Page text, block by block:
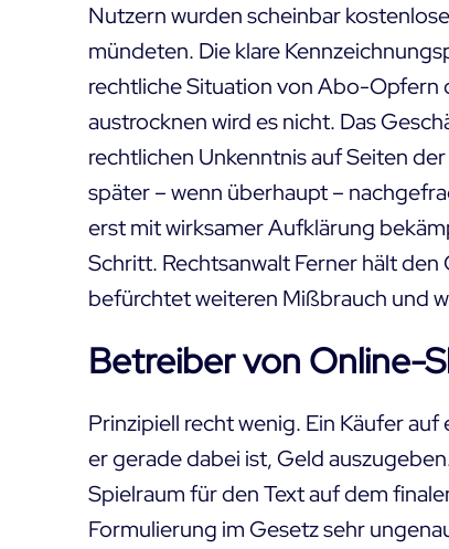
Nutzern wurden scheinbar
mündeten. Die klare
rechtliche Situation von Abo-Opfern
austrocknen wird es nicht. Das
rechtlichen Unkenntnis auf Seiten
später – wenn überhaupt –
erst mit wirksamer Aufklärung
Schritt. Rechtsanwalt Fernerhält den
befürchtet weiteren Mißbrauch und
Betreiber von Online-
Prinzipiell recht wenig. Ein Käufer
er gerade dabei ist, Geld
Spielraum für den Text auf dem
Formulierung im Gesetz sehr